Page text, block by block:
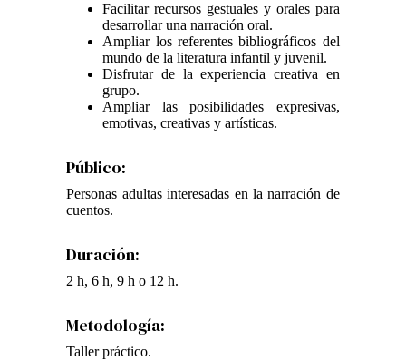
Facilitar recursos gestuales y orales para
desarrollar una narración oral.
Ampliar los referentes bibliográficos del
mundo de la literatura infantil y juvenil.
Disfrutar de la experiencia creativa en
grupo.
Ampliar las posibilidades expresivas,
emotivas, creativas y artísticas.
Público:
Personas adultas interesadas en la narración de
cuentos.
Duración:
2 h, 6 h, 9 h o 12 h.
Metodología:
Taller práctico.